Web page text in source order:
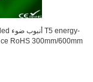
saving مع ce RoHS 300mm/600mm